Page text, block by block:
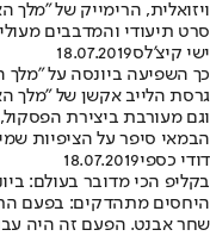
ויזואלית, הרימייק של "מלך
סרט תיעודי והמדבבים
ישי קיצ'לס18.07.2019
כך השפיעה ביונסה על "מלך
גרסת הלייב אקשן של "מלך
וגם מעורבת ביצירת
הבמאי סיפר על הציפיות
דודי כספי18.07.2019
בקליפ הכי מדובר בעולם:
היחסים מתהדקים: בפעם
שחר אבנט. הפעם זה היה